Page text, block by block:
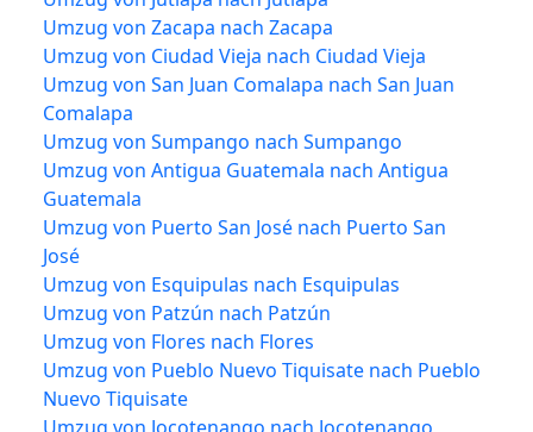
Umzug von Zacapa nach Zacapa
Umzug von Ciudad Vieja nach Ciudad Vieja
Umzug von San Juan Comalapa nach San Juan
Comalapa
Umzug von Sumpango nach Sumpango
Umzug von Antigua Guatemala nach Antigua
Guatemala
Umzug von Puerto San José nach Puerto San
José
Umzug von Esquipulas nach Esquipulas
Umzug von Patzún nach Patzún
Umzug von Flores nach Flores
Umzug von Pueblo Nuevo Tiquisate nach Pueblo
Nuevo Tiquisate